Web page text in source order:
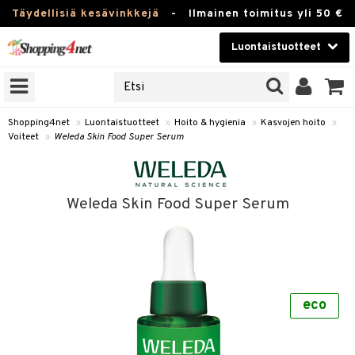
Täydellisiä kesävinkkejä - Ilmainen toimitus yli 50 €
Luontaistuotteet
Kauneudenhoito
Piilolinssit
Shopping4net » Luontaistuotteet » Hoito & hygienia » Kasvojen hoito
»
Voiteet » Weleda Skin Food Super Serum
Weleda Skin Food Super Serum
eco